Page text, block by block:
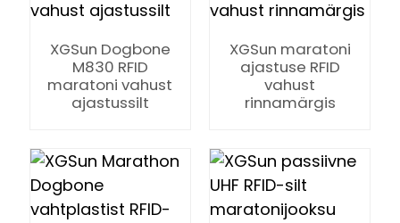
XGSun Dogbone
M830 RFID
maratoni vahust
ajastussilt
XGSun maratoni
ajastuse RFID
vahust
rinnamärgis